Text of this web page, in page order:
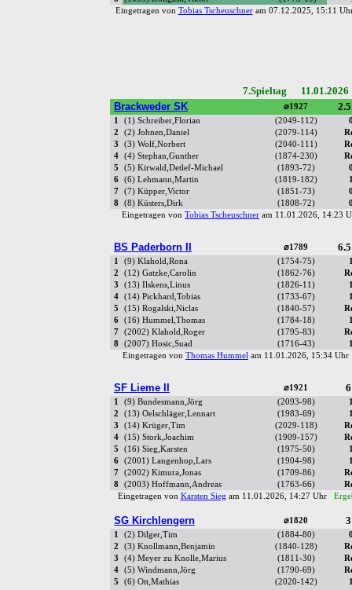
Eingetragen von Tobias Tscheuschneram 07.12.2025, 15:11
7.Spieltag
Brackweder SK
⌀1927
1 (1) Schreiber,Florian (2049-112)
2
(2) Johnen,Daniel (2079-114)
3
(3) Wolf,Norbert (2040-111)
4
(4) Stephan,Gunther (1874-230)
5
(5) Kirwald,Detlef-Michael (1893-72)
6
(6) Lehmann,Martin (1819-182)
7
(7) Küpper,Victor (1851-73)
8
(8) Küsters,Dirk (1808-72)
Eingetragen von Tobias Tscheuschner am 11.01.2026, 14:23
BS Paderborn II ⌀1789
1 (9) Klahold,Rona (1754-75)
2
(12) Gatzke,Carolin (1862-76)
3
(13) Ilskens,Linus (1826-11)
4
(14) Pickhard,Tobias (1733-67)
5
(15) Rogalski,Niclas (1840-57)
6
(16) Hummel,Thomas (1784-18)
7
(2002) Klahold,Roger (1795-83)
8
(2007) Hosic,Suad (1716-43)
Eingetragen von Thomas Hummel am 11.01.2026, 15:34
SF Lieme II ⌀1921
1 (9) Bundesmann,Jörg (2093-98)
2
(13) Oelschläger,Lennart (1983-69)
3
(14) Krüger,Tim (2029-118)
4
(15) Stork,Joachim (1909-157)
5
(16) Sieg,Karsten (1975-50)
6
(2001) Langenhop,Lars (1904-98)
7
(2002) Kimura,Jonas (1709-86)
8
(2003) Hoffmann,Andreas (1763-66)
Eingetragen von Karsten Sieg am 11.01.2026, 14:27 Uhr
SG Kirchlengern ⌀1820
1 (2) Dilger,Tim (1884-80)
2
(3) Knollmann,Benjamin (1840-128)
3
(4) Meyer zu Knolle,Marius (1811-30)
4
(5) Windmann,Jörg (1790-69)
5
(6) Ott,Mathias (2020-142)